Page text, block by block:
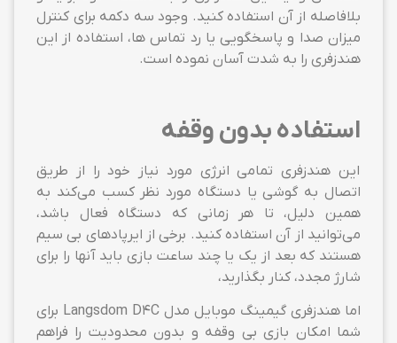
بلافاصله از آن استفاده کنید. وجود سه دکمه برای کنترل
میزان صدا و پاسخگویی یا رد تماس ها، استفاده از این
هندزفری را به شدت آسان نموده است.
استفاده بدون وقفه
این هندزفری تمامی انرژی مورد نیاز خود را از طریق
اتصال به گوشی یا دستگاه مورد نظر کسب می‌کند به
همین دلیل، تا هر زمانی که دستگاه فعال باشد،
می‌توانید از آن استفاده کنید. برخی از ایرپادهای بی سیم
هستند که بعد از یک یا چند ساعت بازی باید آنها را برای
شارژ مجدد، کنار بگذارید،
اما هندزفری گیمینگ موبایل مدل Langsdom D4C برای
شما امکان بازی بی وقفه و بدون محدودیت را فراهم